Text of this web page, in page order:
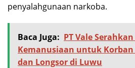
penyalahgunaan narkoba.
Baca Juga: PT Vale
Kemanusiaan untuk
dan Longsor di Luwu